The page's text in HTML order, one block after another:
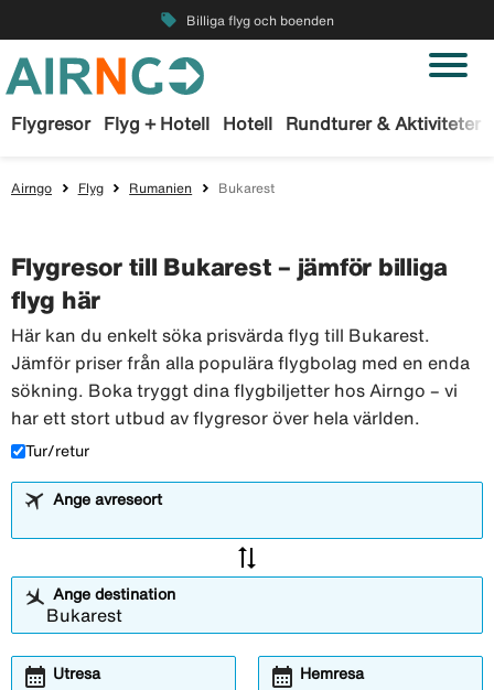
local_offer Billiga flyg och boenden
Flygresor Flyg + Hotell Hotell Rundturer & Aktiviteter
Airngo Flyg Rumanien Bukarest
Flygresor till Bukarest – jämför billiga
flyg här
Här kan du enkelt söka prisvärda flyg till Bukarest.
Jämför priser från alla populära flygbolag med en enda
sökning. Boka tryggt dina flygbiljetter hos Airngo – vi
har ett stort utbud av flygresor över hela världen.
Tur/retur
Ange avreseort
sync_alt
Ange destination
Utresa
calendar_month Hemresa
calendar_month